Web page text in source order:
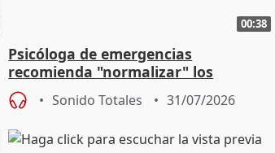
00:38
Psicóloga de emergencias
recomienda "normalizar" los
síntomas tras sufrir un incendio
Sonido Totales 31/07/2026